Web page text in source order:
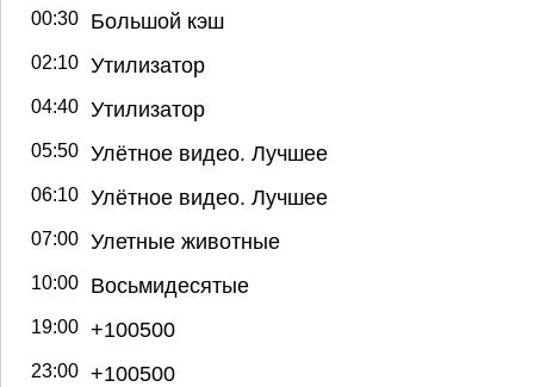
00:30 Большой кэш
02:10 Утилизатор
04:40 Утилизатор
05:50 Улётное видео. Лучшее
06:10 Улётное видео. Лучшее
07:00 Улетные животные
10:00 Восьмидесятые
19:00 +100500
23:00 +100500